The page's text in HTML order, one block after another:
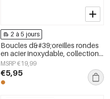
2 à 5 jours
Boucles d&#39;oreilles rondes
en acier inoxydable, collection
Daily Simple, bijoux pour
femmes
MSRP €19,99
€5,95